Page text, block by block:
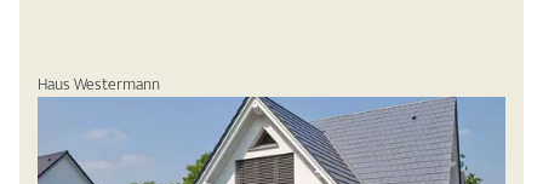
Haus Westermann